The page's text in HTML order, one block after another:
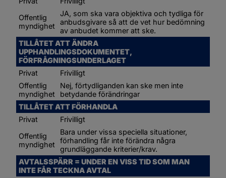
Offentlig
myndighet
JA, som ska vara objektiva och tydliga för
anbudsgivare så att de vet hur bedömning
av anbudet kommer att ske.
TILLÅTET ATT ÄNDRA
UPPHANDLINGSDOKUMENTET,
FÖRFRÅGNINGSUNDERLAGET
Privat
Frivilligt
Offentlig
myndighet
Nej, förtydliganden kan ske men inte
betydande förändringar
TILLÅTET ATT FÖRHANDLA
Privat
Frivilligt
Offentlig
myndighet
Bara under vissa speciella situationer,
förhandling får inte förändra några
grundläggande kriterier/krav.
AVTALSSPÄRR = UNDER EN VISS TID SOM MAN
INTE FÅR TECKNA AVTAL